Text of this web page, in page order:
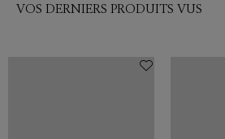
VOS DERNIERS PRODUITS VUS